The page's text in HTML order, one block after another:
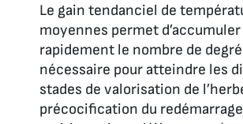
Le gain tendanciel de
moyennes permet
rapidement le nombre de
nécessaire pour atteindre les
stades de valorisation de
précocification du